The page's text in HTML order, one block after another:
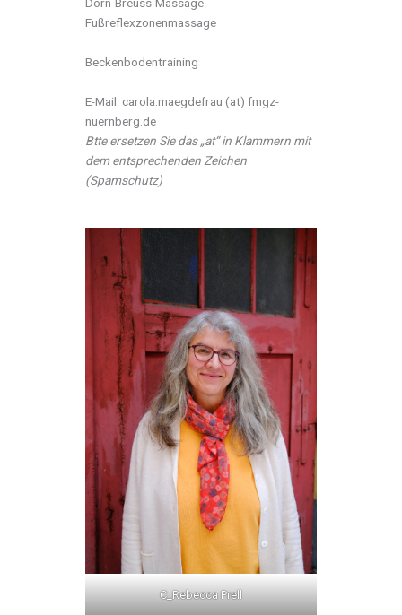
Dorn-Breuss-Massage
Fußreflexzonenmassage
Beckenbodentraining
E-Mail: carola.maegdefrau (at) fmgz-
nuernberg.de
Btte ersetzen Sie das „at“ in Klammern mit
dem entsprechenden Zeichen
(Spamschutz)
C_Rebecca Prell